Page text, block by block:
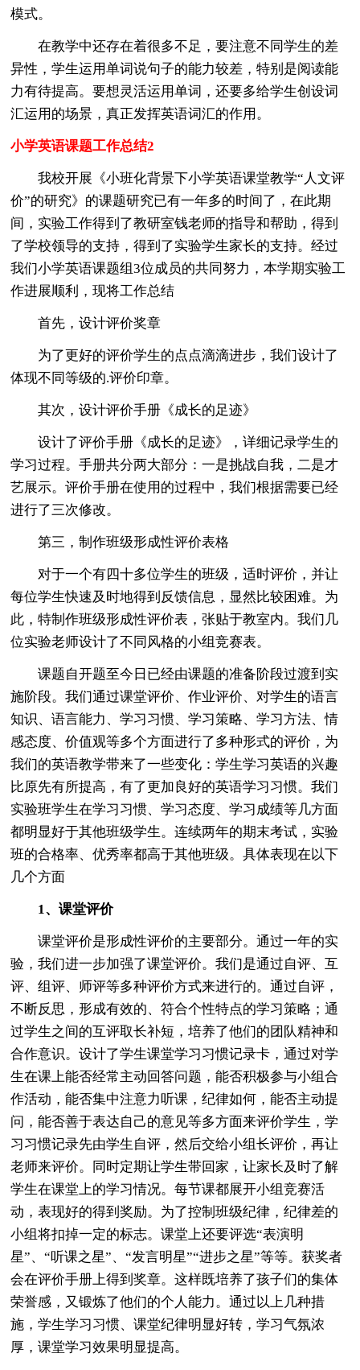
模式。
在教学中还存在着很多不足，要注意不同学生的差
异性，学生运用单词说句子的能力较差，特别是阅读能
力有待提高。要想灵活运用单词，还要多给学生创设词
汇运用的场景，真正发挥英语词汇的作用。
小学英语课题工作总结2
我校开展《小班化背景下小学英语课堂教学“人文评
价”的研究》的课题研究已有一年多的时间了，在此期
间，实验工作得到了教研室钱老师的指导和帮助，得到
了学校领导的支持，得到了实验学生家长的支持。经过
我们小学英语课题组3位成员的共同努力，本学期实验工
作进展顺利，现将工作总结
首先，设计评价奖章
为了更好的评价学生的点点滴滴进步，我们设计了
体现不同等级的.评价印章。
其次，设计评价手册《成长的足迹》
设计了评价手册《成长的足迹》，详细记录学生的
学习过程。手册共分两大部分：一是挑战自我，二是才
艺展示。评价手册在使用的过程中，我们根据需要已经
进行了三次修改。
第三，制作班级形成性评价表格
对于一个有四十多位学生的班级，适时评价，并让
每位学生快速及时地得到反馈信息，显然比较困难。为
此，特制作班级形成性评价表，张贴于教室内。我们几
位实验老师设计了不同风格的小组竞赛表。
课题自开题至今日已经由课题的准备阶段过渡到实
施阶段。我们通过课堂评价、作业评价、对学生的语言
知识、语言能力、学习习惯、学习策略、学习方法、情
感态度、价值观等多个方面进行了多种形式的评价，为
我们的英语教学带来了一些变化：学生学习英语的兴趣
比原先有所提高，有了更加良好的英语学习习惯。我们
实验班学生在学习习惯、学习态度、学习成绩等几方面
都明显好于其他班级学生。连续两年的期末考试，实验
班的合格率、优秀率都高于其他班级。具体表现在以下
几个方面
1、课堂评价
课堂评价是形成性评价的主要部分。通过一年的实
验，我们进一步加强了课堂评价。我们是通过自评、互
评、组评、师评等多种评价方式来进行的。通过自评，
不断反思，形成有效的、符合个性特点的学习策略；通
过学生之间的互评取长补短，培养了他们的团队精神和
合作意识。设计了学生课堂学习习惯记录卡，通过对学
生在课上能否经常主动回答问题，能否积极参与小组合
作活动，能否集中注意力听课，纪律如何，能否主动提
问，能否善于表达自己的意见等多方面来评价学生，学
习习惯记录先由学生自评，然后交给小组长评价，再让
老师来评价。同时定期让学生带回家，让家长及时了解
学生在课堂上的学习情况。每节课都展开小组竞赛活
动，表现好的得到奖励。为了控制班级纪律，纪律差的
小组将扣掉一定的标志。课堂上还要评选“表演明
星”、“听课之星”、“发言明星”“进步之星”等等。获奖者
会在评价手册上得到奖章。这样既培养了孩子们的集体
荣誉感，又锻炼了他们的个人能力。通过以上几种措
施，学生学习习惯、课堂纪律明显好转，学习气氛浓
厚，课堂学习效果明显提高。